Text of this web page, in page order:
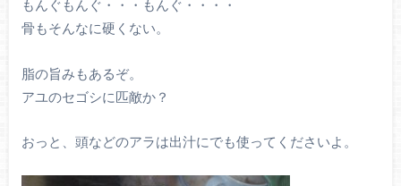
もんぐもんぐ・・・もんぐ・・・・
骨もそんなに硬くない。
脂の旨みもあるぞ。
アユのセゴシに匹敵か？
おっと、頭などのアラは出汁にでも使ってくださいよ。